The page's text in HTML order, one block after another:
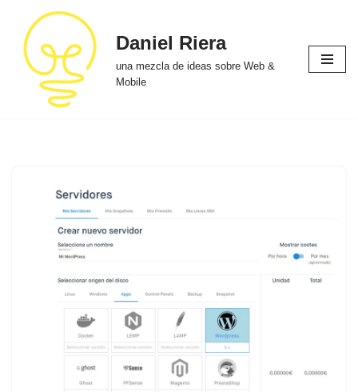
Saltar
contenido
Daniel Riera
una mezcla de ideas sobre Web &
Mobile